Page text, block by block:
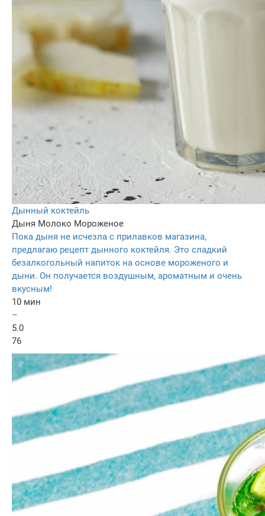
Дынный коктейль
Дыня Молоко Мороженое
Пока дыня не исчезла с прилавков магазина,
предлагаю рецепт дынного коктейля. Это сладкий
безалкогольный напиток на основе мороженого и
дыни. Он получается воздушным, ароматным и очень
вкусным!
10 мин
–
5.0
76